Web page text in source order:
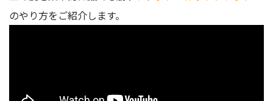
のやり方をご紹介します。